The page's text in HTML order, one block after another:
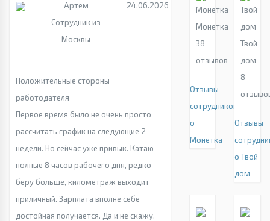
Артем
Сотрудник из
Москвы
24.06.2026
Положительные стороны
работодателя
Первое время было не очень просто
рассчитать график на следующие 2
недели. Но сейчас уже привык. Катаю
полные 8 часов рабочего дня, редко
беру больше, километраж выходит
приличный. Зарплата вполне себе
достойная получается. Да и не скажу,
Монетка
38
отзывов
Отзывы
сотрудников
о
Монетка
Твой
дом
8
Отзывы
о Твой
дом